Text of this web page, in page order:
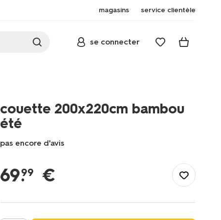
magasins service clientèle
se connecter
couette 200x220cm bambou
été
pas encore d'avis
200x220cm-
69.
99 €